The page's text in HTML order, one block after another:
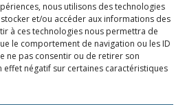
nous utilisons des technologies
et/ou accéder aux informations des
à ces technologies nous permettra de
le comportement de navigation ou les ID
ne pas consentir ou de retirer son
effet négatif sur certaines caractéristiques
: (450) 451-5203
générale :